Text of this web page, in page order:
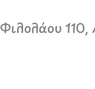
Φιλολάου